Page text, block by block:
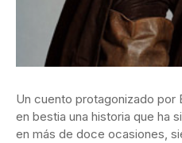
Un cuento protagonizado por
en bestia una historia que ha
en más de doce ocasiones,